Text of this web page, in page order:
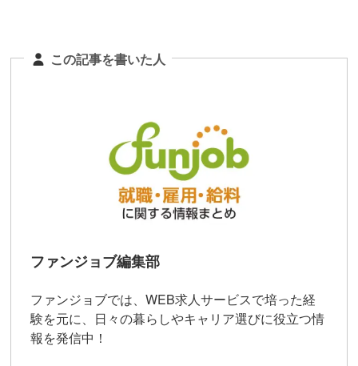
この記事を書いた人
ファンジョブ編集部
ファンジョブでは、WEB求人サービスで培った経
験を元に、日々の暮らしやキャリア選びに役立つ情
報を発信中！